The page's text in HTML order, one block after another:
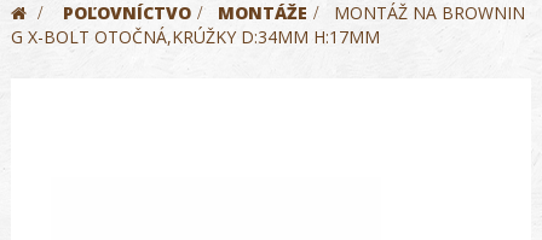
> POĽOVNÍCTVO > MONTÁŽE >
MONTÁŽ NA BROWNIN
G X-BOLT OTOČNÁ,KRÚŽKY D:34MM H:17MM